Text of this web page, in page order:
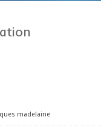
madelaine